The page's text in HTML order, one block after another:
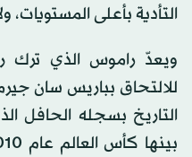
التأدية بأعلى المستويات،
للالتحاق بباريس سان